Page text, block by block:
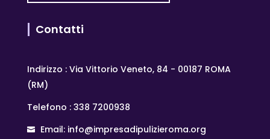
Contatti
Indirizzo : Via Vittorio Veneto, 84 - 00187 ROMA
(RM)
Telefono : 338 7200938
Email: info@impresadipulizieroma.org